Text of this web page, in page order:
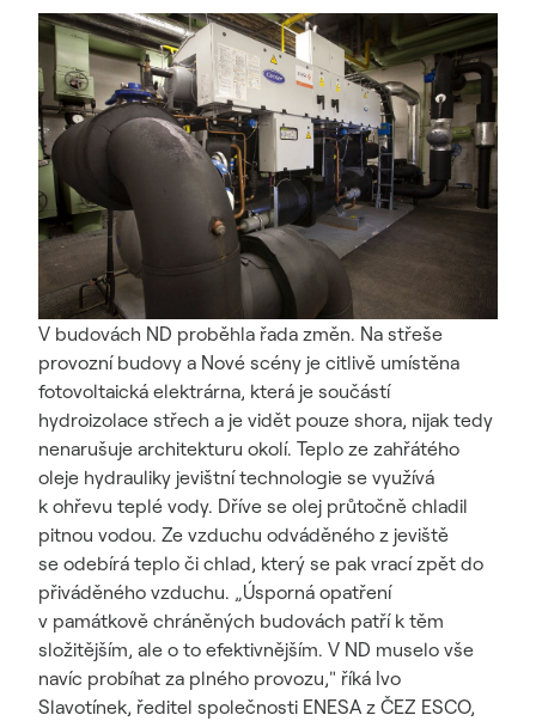
V budovách ND proběhla řada změn. Na střeše
provozní budovy a Nové scény je citlivě umístěna
fotovoltaická elektrárna, která je součástí
hydroizolace střech a je vidět pouze shora, nijak tedy
nenarušuje architekturu okolí. Teplo ze zahřátého
oleje hydrauliky jevištní technologie se využívá
k ohřevu teplé vody. Dříve se olej průtočně chladil
pitnou vodou. Ze vzduchu odváděného z jeviště
se odebírá teplo či chlad, který se pak vrací zpět do
přiváděného vzduchu. „Úsporná opatření
v památkově chráněných budovách patří k těm
složitějším, ale o to efektivnějším. V ND muselo vše
navíc probíhat za plného provozu," říká Ivo
Slavotínek, ředitel společnosti ENESA z ČEZ ESCO,